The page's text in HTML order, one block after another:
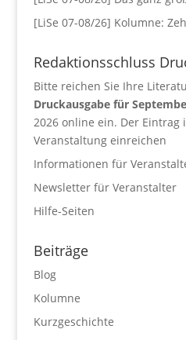
[LiSe 07-08/26] Kolumne:
Redaktionsschluss
Bitte reichen Sie Ihre
Druckausgabe für
2026 online ein. Der Eintrag
Veranstaltung einreichen
Informationen für
Newsletter für Veranstalter
Hilfe-Seiten
Beiträge
Blog
Kolumne
Kurzgeschichte